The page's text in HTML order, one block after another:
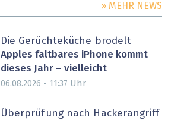
» MEHR NEWS
Die Gerüchteküche brodelt
Apples faltbares iPhone kommt
dieses Jahr – vielleicht
06.08.2026 - 11:37 Uhr
Überprüfung nach Hackerangriff